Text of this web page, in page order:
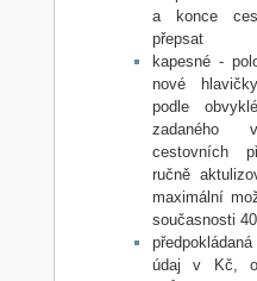
a konce
přepsat
kapesné -
nové
podle
zadaného
cestovních
ručně
maximální
současnosti
údaj v Kč,